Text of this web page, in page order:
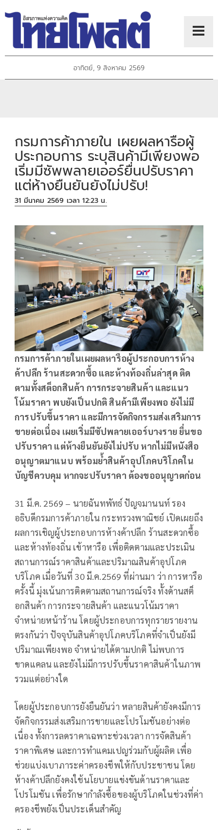
อาทิตย์, 9 สิงหาคม 2569
กรมการค้าภายใน เผยผลหารือผู้
ประกอบการ ระบุสินค้ามีเพียงพอ
เริ่มมีซัพพลายเออร์ยื่นปรับราคา
แต่ห้างยืนยันยังไม่ปรับ!
31 มีนาคม 2569 เวลา 12:23 น.
กรมการค้าภายในเผยผลหารือผู้ประกอบการห้าง
ค้าปลีก ร้านสะดวกซื้อ และห้างท้องถิ่นล่าสุด ติด
ตามทั้งสต็อกสินค้า การกระจายสินค้า และแนว
โน้มราคา พบยังเป็นปกติ สินค้ามีเพียงพอ ยังไม่มี
การปรับขึ้นราคา และมีการจัดกิจกรรมส่งเสริมการ
ขายต่อเนื่อง เผยเริ่มมีซัปพลายเออร์บางราย ยื่นขอ
ปรับราคา แต่ห้างยืนยันยังไม่ปรับ หากไม่มีหนังสือ
อนุญาตมาแนบ พร้อมย้ำสินค้าอุปโภคบริโภคใน
บัญชีควบคุม หากจะปรับราคา ต้องขออนุญาตก่อน
31 มี.ค. 2569 – นายฉันทพัทธ์ ปัญจมานนท์ รอง
อธิบดีกรมการค้าภายใน กระทรวงพาณิชย์ เปิดเผยถึง
ผลการเชิญผู้ประกอบการห้างค้าปลีก ร้านสะดวกซื้อ
และห้างท้องถิ่น เข้าหารือ เพื่อติดตามและประเมิน
สถานการณ์ราคาสินค้าและปริมาณสินค้าอุปโภค
บริโภค เมื่อวันที่ 30 มี.ค.2569 ที่ผ่านมา ว่า การหารือ
ครั้งนี้ มุ่งเน้นการติดตามสถานการณ์จริง ทั้งด้านสต็
อกสินค้า การกระจายสินค้า และแนวโน้มราคา
จำหน่ายหน้าร้าน โดยผู้ประกอบการทุกรายรายงาน
ตรงกันว่า ปัจจุบันสินค้าอุปโภคบริโภคที่จำเป็นยังมี
ปริมาณเพียงพอ จำหน่ายได้ตามปกติ ไม่พบการ
ขาดแคลน และยังไม่มีการปรับขึ้นราคาสินค้าในภาพ
รวมแต่อย่างใด
โดยผู้ประกอบการยังยืนยันว่า หลายสินค้ายังคงมีการ
จัดกิจกรรมส่งเสริมการขายและโปรโมชันอย่างต่อ
เนื่อง ทั้งการลดราคาเฉพาะช่วงเวลา การจัดสินค้า
ราคาพิเศษ และการทำแคมเปญร่วมกับผู้ผลิต เพื่อ
ช่วยแบ่งเบาภาระค่าครองชีพให้กับประชาชน โดย
ห้างค้าปลีกยังคงใช้นโยบายแข่งขันด้านราคาและ
โปรโมชัน เพื่อรักษากำลังซื้อของผู้บริโภคในช่วงที่ค่า
ครองชีพยังเป็นประเด็นสำคัญ